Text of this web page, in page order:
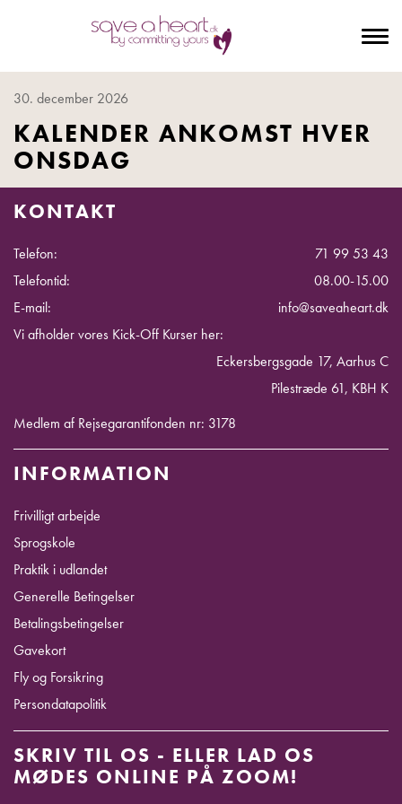
30. december 2026
KALENDER ANKOMST HVER
ONSDAG
KONTAKT
Telefon:
71 99 53 43
Telefontid:
08.00-15.00
E-mail:
info@saveaheart.dk
Vi afholder vores Kick-Off Kurser her:
Eckersbergsgade 17, Aarhus C
Pilestræde 61, KBH K
Medlem af Rejsegarantifonden nr: 3178
INFORMATION
Frivilligt arbejde
Sprogskole
Praktik i udlandet
Generelle Betingelser
Betalingsbetingelser
Gavekort
Fly og Forsikring
Persondatapolitik
SKRIV TIL OS - ELLER LAD OS
MØDES ONLINE PÅ ZOOM!